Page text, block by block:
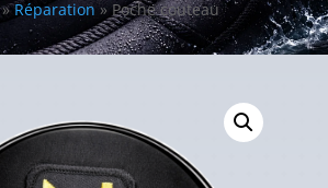
» Réparation »Poche couteau